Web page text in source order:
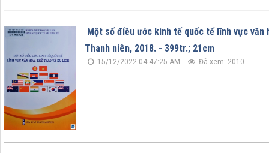
Một số điều ước kinh tế quốc tế lĩnh vực
Thanh niên, 2018. - 399tr.; 21cm
15/12/2022 04:47:25 AM Đã xem: 2010